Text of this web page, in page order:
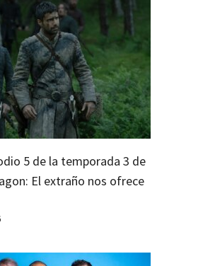
5 de la temporada 3 de
El extraño nos ofrece